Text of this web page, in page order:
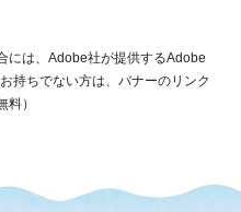
には、Adobe社が提供するAdobe
持ちでない方は、バナーのリンク
）